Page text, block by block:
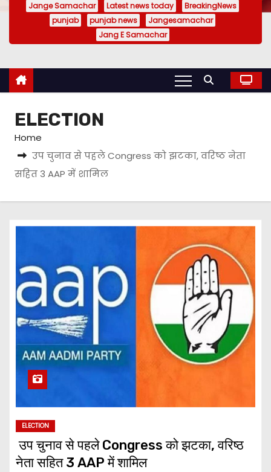
Jange Samachar Latest news today
BreakingNews
punjab
punjab news
Jangesamachar
Jang E Samachar
ELECTION
Home
उप चुनाव से पहले Congress को झटका, वरिष्ठ नेता
सहित 3 AAP में शामिल
ELECTION
उप चुनाव से पहले Congress को झटका, वरिष्ठ
नेता सहित 3 AAP में शामिल